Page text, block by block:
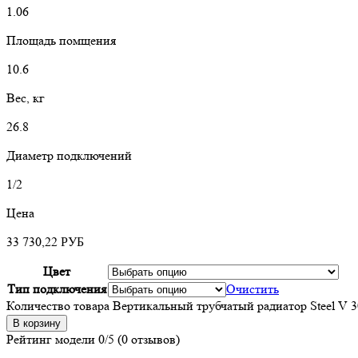
1.06
Площадь помщения
10.6
Вес, кг
26.8
Диаметр подключений
1/2
Цена
33 730,22 РУБ
Цвет
Тип подключения
Очистить
Количество товара Вертикальный трубчатый радиатор Steel V
В корзину
Рейтинг модели 0/5 (0 отзывов)